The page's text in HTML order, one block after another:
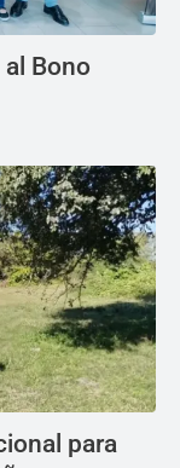
Bono
para